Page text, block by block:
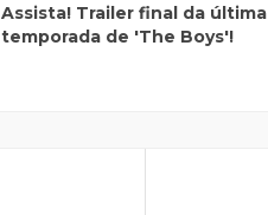
Assista! Trailer final da última
temporada de 'The Boys'!